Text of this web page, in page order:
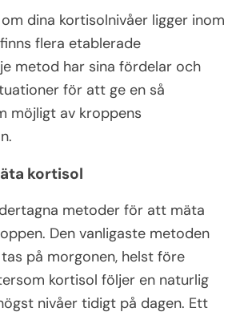
dina kortisolnivåer ligger inom
flera etablerade
metod har sina fördelar och
för att ge en så
möjligt av kroppens
kortisol
metoder för att mäta
Den vanligaste metoden
på morgonen, helst före
kortisol följer en naturlig
nivåer tidigt på dagen. Ett